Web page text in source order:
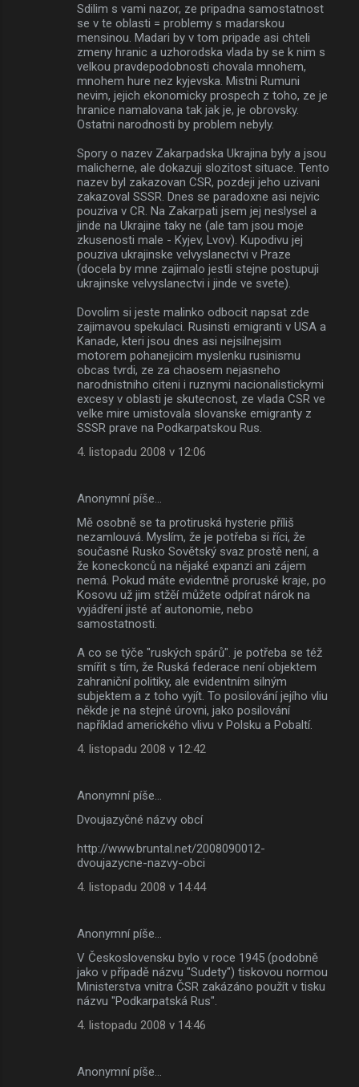
Sdilim s vami nazor, ze pripadna samostatnost
se v te oblasti = problemy s madarskou
mensinou. Madari by v tom pripade asi chteli
zmeny hranic a uzhorodska vlada by se k nim s
velkou pravdepodobnosti chovala mnohem,
mnohem hure nez kyjevska. Mistni Rumuni
nevim, jejich ekonomicky prospech z toho, ze je
hranice namalovana tak jak je, je obrovsky.
Ostatni narodnosti by problem nebyly.
Spory o nazev Zakarpadska Ukrajina byly a jsou
malicherne, ale dokazuji slozitost situace. Tento
nazev byl zakazovan CSR, pozdeji jeho uzivani
zakazoval SSSR. Dnes se paradoxne asi nejvic
pouziva v CR. Na Zakarpati jsem jej neslysel a
jinde na Ukrajine taky ne (ale tam jsou moje
zkusenosti male - Kyjev, Lvov). Kupodivu jej
pouziva ukrajinske velvyslanectvi v Praze
(docela by mne zajimalo jestli stejne postupuji
ukrajinske velvyslanectvi i jinde ve svete).
Dovolim si jeste malinko odbocit napsat zde
zajimavou spekulaci. Rusinsti emigranti v USA a
Kanade, kteri jsou dnes asi nejsilnejsim
motorem pohanejicim myslenku rusinismu
obcas tvrdi, ze za chaosem nejasneho
narodnistniho citeni i ruznymi nacionalistickymi
excesy v oblasti je skutecnost, ze vlada CSR ve
velke mire umistovala slovanske emigranty z
SSSR prave na Podkarpatskou Rus.
4. listopadu 2008 v 12:06
Anonymní píše…
Mě osobně se ta protiruská hysterie příliš
nezamlouvá. Myslím, že je potřeba si říci, že
současné Rusko Sovětský svaz prostě není, a
že koneckonců na nějaké expanzi ani zájem
nemá. Pokud máte evidentně proruské kraje, po
Kosovu už jim stžěí můžete odpírat nárok na
vyjádření jisté ať autonomie, nebo
samostatnosti.
A co se týče "ruských spárů". je potřeba se též
smířit s tím, že Ruská federace není objektem
zahraniční politiky, ale evidentním silným
subjektem a z toho vyjít. To posilování jejího vliu
někde je na stejné úrovni, jako posilování
například amerického vlivu v Polsku a Pobaltí.
4. listopadu 2008 v 12:42
Anonymní píše…
Dvoujazyčné názvy obcí
http://www.bruntal.net/2008090012-
dvoujazycne-nazvy-obci
4. listopadu 2008 v 14:44
Anonymní píše…
V Československu bylo v roce 1945 (podobně
jako v případě názvu "Sudety") tiskovou normou
Ministerstva vnitra ČSR zakázáno použít v tisku
názvu "Podkarpatská Rus".
4. listopadu 2008 v 14:46
Anonymní píše…